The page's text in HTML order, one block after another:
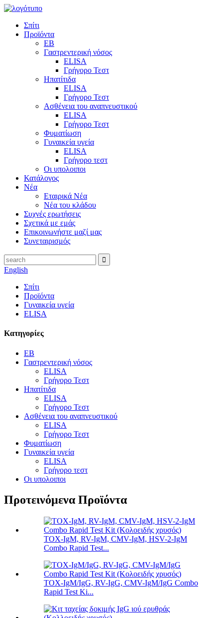
Σπίτι
Προϊόντα
EB
Γαστρεντερική νόσος
ELISA
Γρήγορο Τεστ
Ηπατίτιδα
ELISA
Γρήγορο Τεστ
Ασθένεια του αναπνευστικού
ELISA
Γρήγορο Τεστ
Φυματίωση
Γυναικεία υγεία
ELISA
Γρήγορο τεστ
Οι υπολοιποι
Κατάλογος
Νέα
Εταιρικά Νέα
Νέα του κλάδου
Συχνές ερωτήσεις
Σχετικά με εμάς
Επικοινωνήστε μαζί μας
Συνεταιρισμός
English
Σπίτι
Προϊόντα
Γυναικεία υγεία
ELISA
Κατηγορίες
EB
Γαστρεντερική νόσος
ELISA
Γρήγορο Τεστ
Ηπατίτιδα
ELISA
Γρήγορο Τεστ
Ασθένεια του αναπνευστικού
ELISA
Γρήγορο Τεστ
Φυματίωση
Γυναικεία υγεία
ELISA
Γρήγορο τεστ
Οι υπολοιποι
Προτεινόμενα Προϊόντα
TOX-IgM, RV-IgM, CMV-IgM, HSV-2-IgM
Combo Rapid Test...
TOX-IgM/IgG, RV-IgG, CMV-IgM/IgG Combo
Rapid Test Ki...